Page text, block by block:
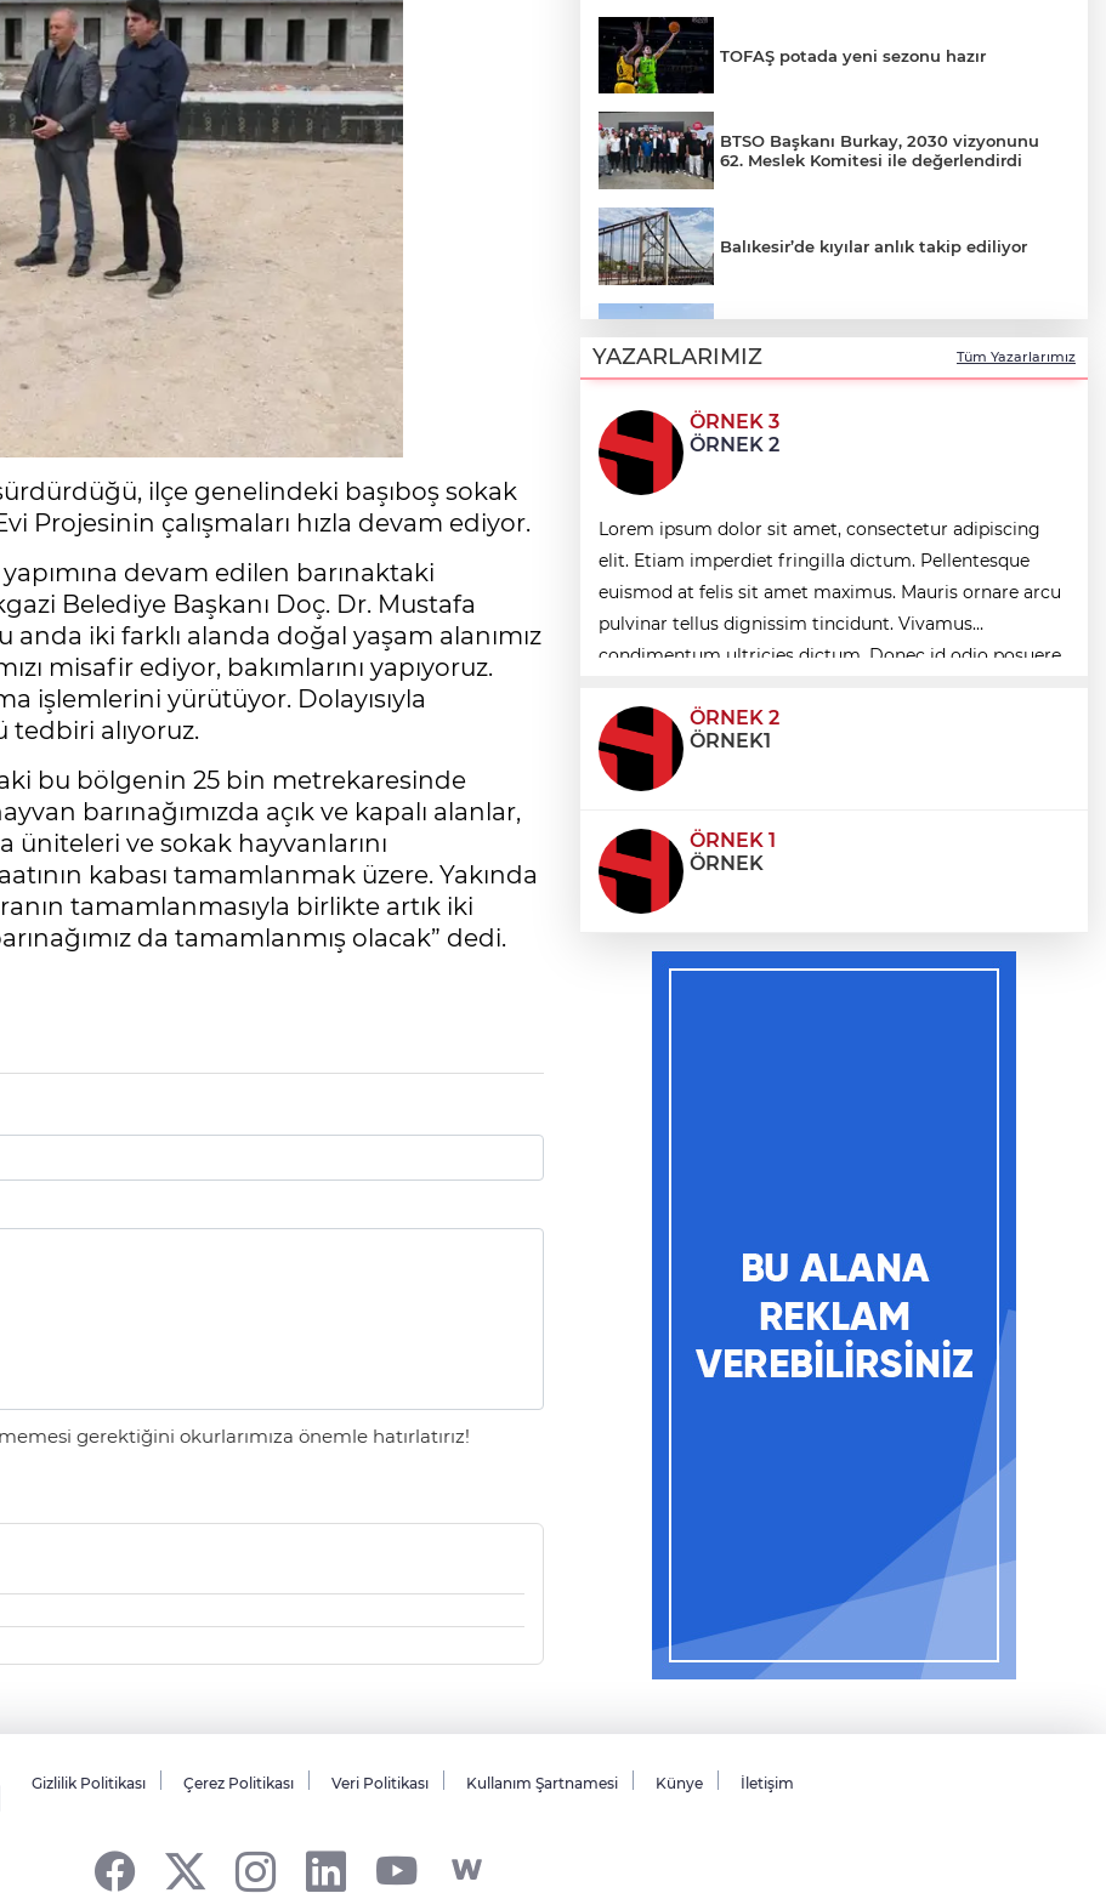
ilçe genelindeki başıboş sokak
Projesinin çalışmaları hızla devam ediyor.
devam edilen barınaktaki
Belediye Başkanı Doç. Dr. Mustafa
anda iki farklı alanda doğal yaşam alanımız
misafir ediyor, bakımlarını yapıyoruz.
işlemlerini yürütüyor. Dolayısıyla
tedbiri alıyoruz.
bu bölgenin 25 bin metrekaresinde
barınağımızda açık ve kapalı alanlar,
üniteleri ve sokak hayvanlarını
kabası tamamlanmak üzere. Yakında
tamamlanmasıyla birlikte artık iki
da tamamlanmış olacak” dedi.
gerektiğini okurlarımıza önemle hatırlatırız!
TOFAŞ potada yeni sezonu hazır
BTSO Başkanı Burkay, 2030 vizyonunu
62. Meslek Komitesi ile değerlendirdi
Balıkesir’de kıyılar anlık takip ediliyor
bireylere yaz tatili sunuyor
Trabzonspor'a büyük destek
Eskişehir'de kırsal mahallelere yeni su
depoları
Antalya Büyükşehir’den Kemer’e çevre
düzenleme
YAZARLARIMIZ Tüm Yazarlarımız
ÖRNEK 3
ÖRNEK 2
Lorem ipsum dolor sit amet, consectetur adipiscing
elit. Etiam imperdiet fringilla dictum. Pellentesque
euismod at felis sit amet maximus. Mauris ornare arcu
pulvinar tellus dignissim tincidunt. Vivamus
condimentum ultricies dictum. Donec id odio posuere,
ÖRNEK 2
ÖRNEK1
ÖRNEK 1
ÖRNEK
Gizlilik Politikası Çerez Politikası Veri Politikası Kullanım Şartnamesi Künye İletişim